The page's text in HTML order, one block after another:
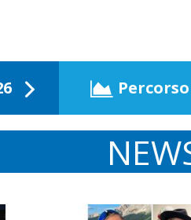
Percorso